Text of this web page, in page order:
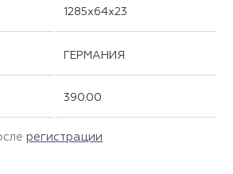
1285x64x23
ГЕРМАНИЯ
390.00
регистрации